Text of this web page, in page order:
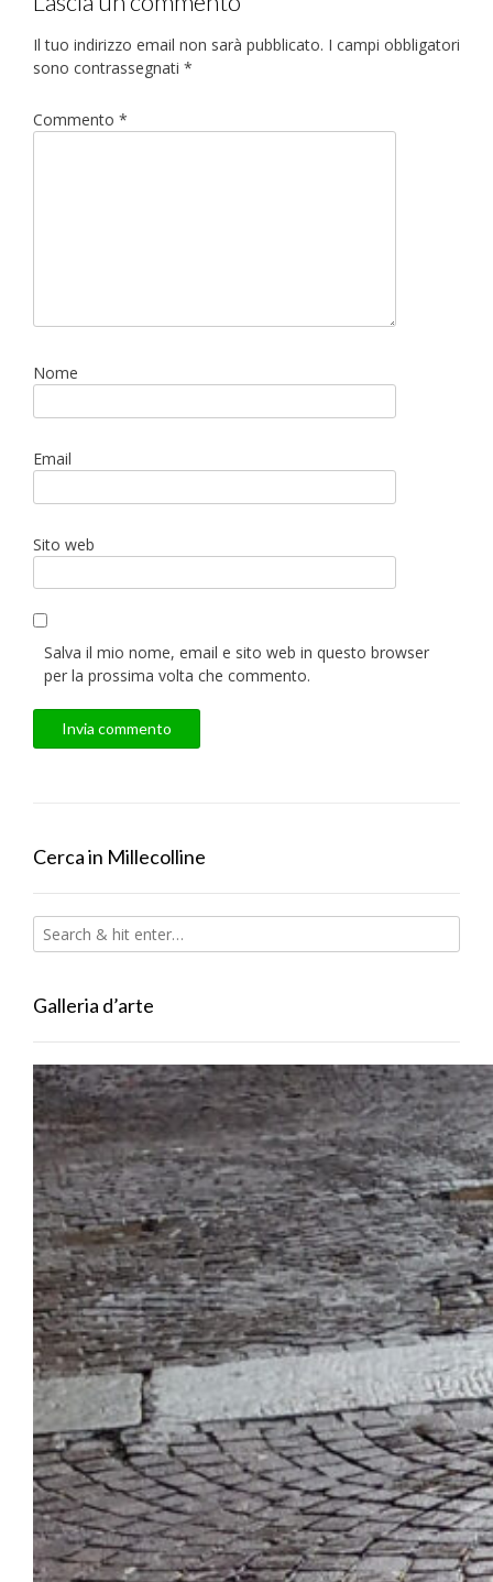
Il tuo indirizzo email non sarà pubblicato. I campi obbligatori
sono contrassegnati *
Commento *
Nome
Email
Sito web
Salva il mio nome, email e sito web in questo browser
per la prossima volta che commento.
Cerca in Millecolline
Galleria d’arte